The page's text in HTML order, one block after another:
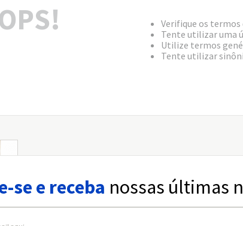
Verifique os termos
Tente utilizar uma
Utilize termos
Tente utilizar
se e receba nossas últimas